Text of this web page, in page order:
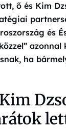
ő és Kim
és
ha